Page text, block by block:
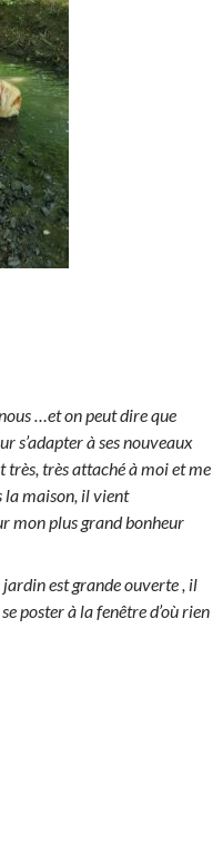
…et on peut dire que
s’adapter à ses nouveaux
très, très attaché à moi et me
la maison, il vient
mon plus grand bonheur
est grande ouverte , il
poster à la fenêtre d’où rien